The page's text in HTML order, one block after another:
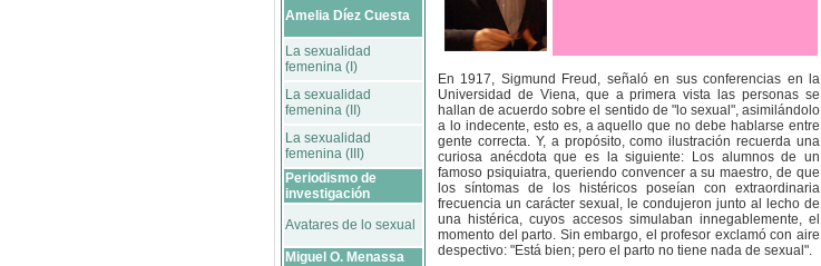
Amelia Díez Cuesta
La sexualidad
femenina (I)
La sexualidad
femenina (II)
La sexualidad
femenina (III)
Periodismo de
investigación
Avatares de lo sexual
Miguel O. Menassa
En 1917, Sigmund Freud, señaló en sus conferencias en la
Universidad de Viena, que a primera vista las personas se
hallan de acuerdo sobre el sentido de "lo sexual", asimilándolo
a lo indecente, esto es, a aquello que no debe hablarse entre
gente correcta. Y, a propósito, como ilustración recuerda una
curiosa anécdota que es la siguiente: Los alumnos de un
famoso psiquiatra, queriendo convencer a su maestro, de que
los síntomas de los histéricos poseían con extraordinaria
frecuencia un carácter sexual, le condujeron junto al lecho de
una histérica, cuyos accesos simulaban innegablemente, el
momento del parto. Sin embargo, el profesor exclamó con aire
despectivo: "Está bien; pero el parto no tiene nada de sexual".